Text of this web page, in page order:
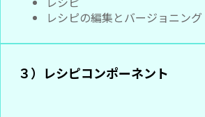
レシピの編集とバージョニング
３）レシピコンポーネント